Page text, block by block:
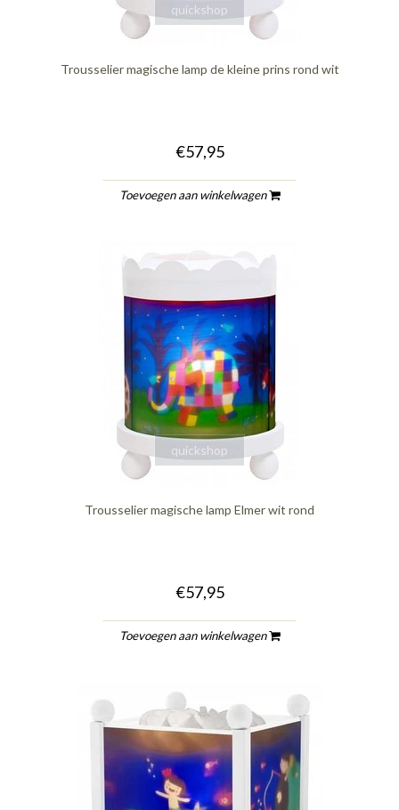
quickshop
Trousselier magische lamp de kleine prins rond wit
€57,95
Toevoegen aan winkelwagen
quickshop
Trousselier magische lamp Elmer wit rond
€57,95
Toevoegen aan winkelwagen